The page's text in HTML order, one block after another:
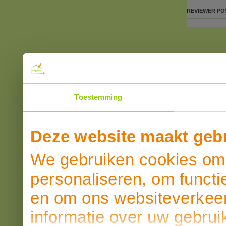
Toestemming
Deze website maakt
We gebruiken cookies
personaliseren, om
en om ons
informatie over uw
REVIEWER